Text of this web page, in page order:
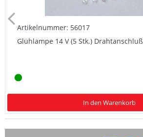
Artikelnummer: 56017
Glühlampe 14 V (5 Stk.) Drahtanschluß
In den Warenkorb